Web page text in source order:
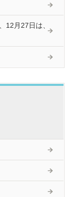
12月27日は、